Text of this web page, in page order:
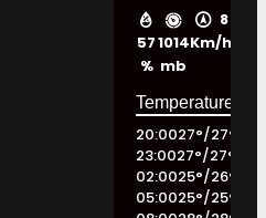
57
%
1014
mb
8
Km/h
20:0027°/27°
23:0027°/27°
02:0025°/26°
05:0025°/25°